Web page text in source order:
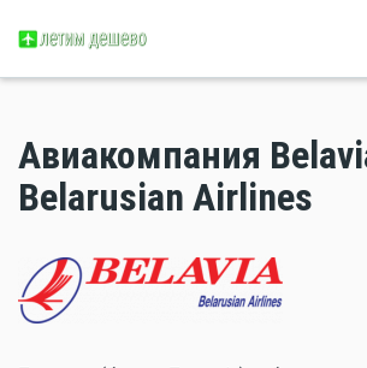
Авиакомпания
Belarusian Airlines